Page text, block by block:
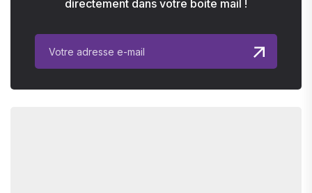
directement dans votre boite mail !